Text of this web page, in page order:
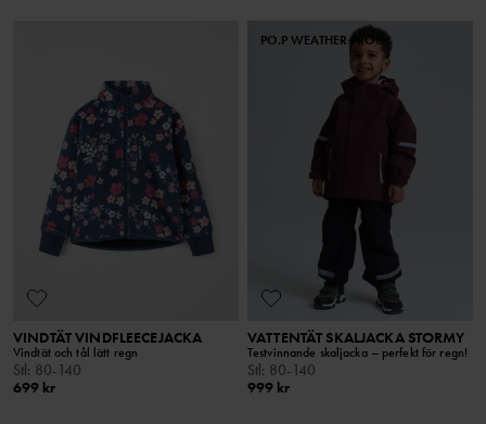
VINDTÄT VINDFLEECEJACKA
Vindtät och tål lätt regn
Stl: 80-140
699 kr
PO.P WEATHER PRO®
VATTENTÄT SKALJACKA STORMY
Testvinnande skaljacka – perfekt för regn!
Stl: 80-140
999 kr